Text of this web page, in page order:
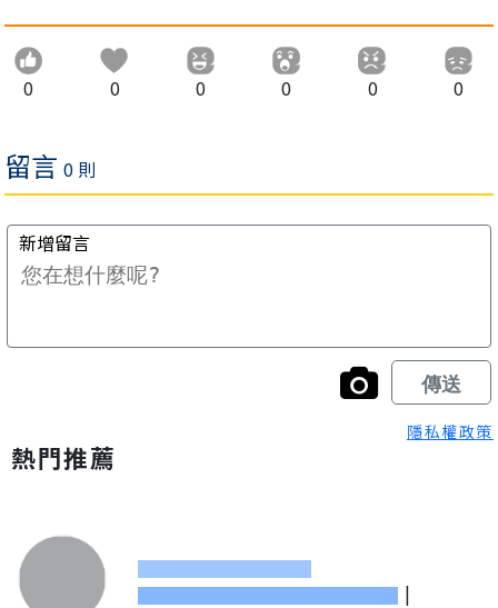
0 0 0 0 0 0
隱私權政策
熱門推薦
|